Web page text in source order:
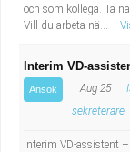
och som kollega. Ta
Vill du arbeta nä...
Interim VD-
Ansök Aug 25
sekreterare
Interim VD-assistent